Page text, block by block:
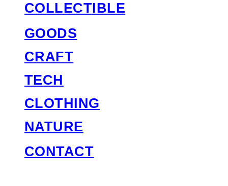
COLLECTIBLE
GOODS
CRAFT
TECH
CLOTHING
NATURE
CONTACT